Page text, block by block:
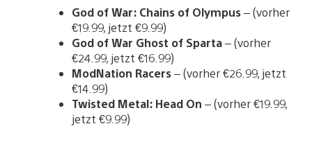
God of War: Chains of Olympus– (vorher
€19.99, jetzt €9.99)
God of War Ghost of Sparta– (vorher
€24.99, jetzt €16.99)
ModNation Racers– (vorher €26.99, jetzt
€14.99)
Twisted Metal: Head On – (vorher €19.99,
jetzt €9.99)